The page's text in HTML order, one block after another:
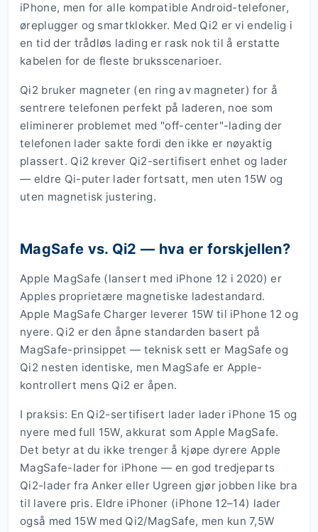
iPhone, men for alle kompatible Android-telefoner,
øreplugger og smartklokker. Med Qi2 er vi endelig i
en tid der trådløs lading er rask nok til å erstatte
kabelen for de fleste bruksscenarioer.
Qi2 bruker magneter (en ring av magneter) for å
sentrere telefonen perfekt på laderen, noe som
eliminerer problemet med "off-center"-lading der
telefonen lader sakte fordi den ikke er nøyaktig
plassert. Qi2 krever Qi2-sertifisert enhet og lader
— eldre Qi-puter lader fortsatt, men uten 15W og
uten magnetisk justering.
MagSafe vs. Qi2 — hva er forskjellen?
Apple MagSafe (lansert med iPhone 12 i 2020) er
Apples proprietære magnetiske ladestandard.
Apple MagSafe Charger leverer 15W til iPhone 12 og
nyere. Qi2 er den åpne standarden basert på
MagSafe-prinsippet — teknisk sett er MagSafe og
Qi2 nesten identiske, men MagSafe er Apple-
kontrollert mens Qi2 er åpen.
I praksis: En Qi2-sertifisert lader lader iPhone 15 og
nyere med full 15W, akkurat som Apple MagSafe.
Det betyr at du ikke trenger å kjøpe dyrere Apple
MagSafe-lader for iPhone — en god tredjeparts
Qi2-lader fra Anker eller Ugreen gjør jobben like bra
til lavere pris. Eldre iPhoner (iPhone 12–14) lader
også med 15W med Qi2/MagSafe, men kun 7,5W